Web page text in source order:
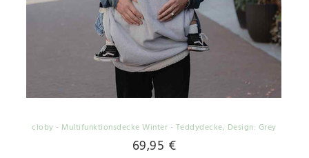
cloby - Multifunktionsdecke Winter - Teddydecke, Design: Grey
69,95 €